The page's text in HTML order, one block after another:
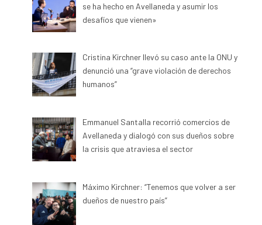
se ha hecho en Avellaneda y asumir los
desafíos que vienen»
Cristina Kirchner llevó su caso ante la ONU y
denunció una “grave violación de derechos
humanos”
Emmanuel Santalla recorrió comercios de
Avellaneda y dialogó con sus dueños sobre
la crisis que atraviesa el sector
Máximo Kirchner: “Tenemos que volver a ser
dueños de nuestro país”